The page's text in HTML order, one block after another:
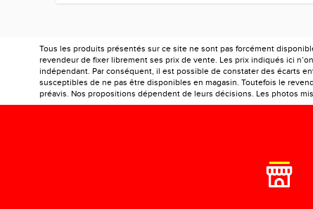
Tous les produits présentés sur ce site ne sont pas forcément
revendeur de fixer librement ses prix de vente. Les prix indiqués ici
indépendant. Par conséquent, il est possible de constater des écarts
susceptibles de ne pas être disponibles en magasin. Toutefois le
préavis. Nos propositions dépendent de leurs décisions. Les photos